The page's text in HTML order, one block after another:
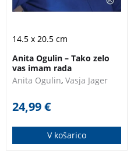
Tako zelo vas imam
14.5 x 20.5 cm
Anita Ogulin – Tako zelo
vas imam rada
Anita Ogulin, Vasja Jager
24,99€
V košarico